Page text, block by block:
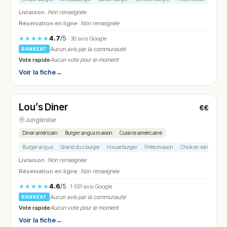
Livraison :Non renseignée
Réservation en ligne :Non renseignée
★★★★★4.7/5· 30 avis Google
RANKEAT
Aucun avis par la communauté
Vote rapideAucun vote pour le moment
Voir la fiche→
N° 7
Lou’s Diner €€
Junglinster
Diner américain Burger angus maison Cuisine américaine
Burger angus Grand duc burger House burger Frites maison Chicken wings
Livraison :Non renseignée
Réservation en ligne :Non renseignée
★★★★★4.6/5· 1 551 avis Google
RANKEAT
Aucun avis par la communauté
Vote rapideAucun vote pour le moment
Voir la fiche→